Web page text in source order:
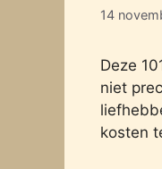
14
Deze
niet
kosten